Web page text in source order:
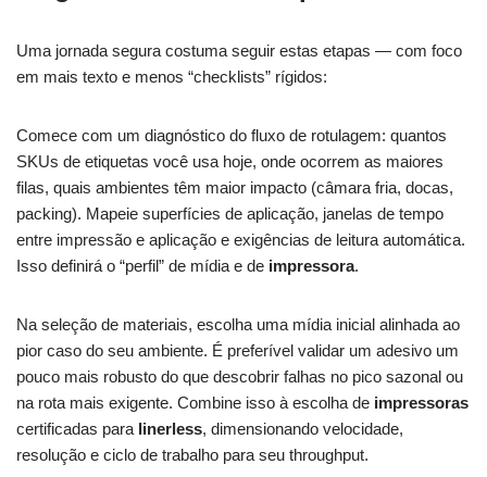
Uma jornada segura costuma seguir estas etapas — com foco
em mais texto e menos “checklists” rígidos:
Comece com um diagnóstico do fluxo de rotulagem: quantos
SKUs de etiquetas você usa hoje, onde ocorrem as maiores
filas, quais ambientes têm maior impacto (câmara fria, docas,
packing). Mapeie superfícies de aplicação, janelas de tempo
entre impressão e aplicação e exigências de leitura automática.
Isso definirá o “perfil” de mídia e de impressora.
Na seleção de materiais, escolha uma mídia inicial alinhada ao
pior caso do seu ambiente. É preferível validar um adesivo um
pouco mais robusto do que descobrir falhas no pico sazonal ou
na rota mais exigente. Combine isso à escolha de impressoras
certificadas para linerless, dimensionando velocidade,
resolução e ciclo de trabalho para seu throughput.